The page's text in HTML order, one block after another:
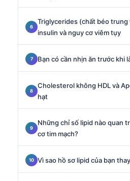
Triglycerides (chất béo trung
insulin và nguy cơ viêm tụy
Bạn có cần nhịn ăn trước khi
Cholesterol không HDL và
hạt
Những chỉ số lipid nào quan
cơ tim mạch?
Vì sao hồ sơ lipid của bạn